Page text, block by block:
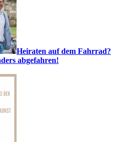
Heiraten auf dem Fahrrad?
abgefahren!